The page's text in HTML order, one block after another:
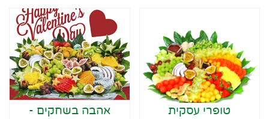
טופרי עסקית
אהבה בשחקים -